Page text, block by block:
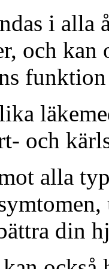
i alla
och
och
alla
din